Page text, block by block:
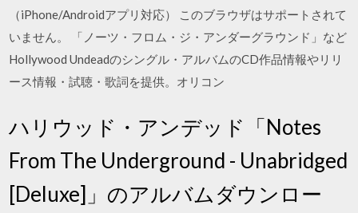
（iPhone/Androidアプリ対応） このブラウザはサポートされて
いません。 「ノーツ・フロム・ジ・アンダーグラウンド」など
Hollywood Undeadのシングル・アルバムのCD作品情報やリリ
ース情報・試聴・歌詞を提供。オリコン
ハリウッド・アンデッド「Notes
From The Underground - Unabridged
[Deluxe]」のアルバムダウンロー